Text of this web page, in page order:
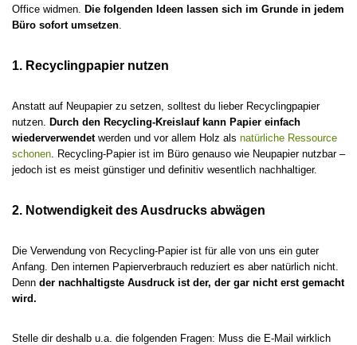
Office widmen. Die folgenden Ideen lassen sich im Grunde in jedem
Büro sofort umsetzen
1. Recyclingpapier nutzen
Anstatt auf Neupapier zu setzen, solltest du lieber Recyclingpapier
nutzen. Durch den Recycling-Kreislauf kann Papier einfach
wiederverwendetwerden und vor allem Holz als natürliche Ressource
schonen . Recycling-Papier ist im Büro genauso wie Neupapier nutzbar –
jedoch ist es meist günstiger und definitiv wesentlich nachhaltiger.
2. Notwendigkeit des Ausdrucks abwägen
Die Verwendung von Recycling-Papier ist für alle von uns ein guter
Anfang. Den internen Papierverbrauch reduziert es aber natürlich nicht.
Denn der nachhaltigste Ausdruck ist der, der gar nicht erst gemacht
wird.
Stelle dir deshalb u.a. die folgenden Fragen: Muss die E-Mail wirklich